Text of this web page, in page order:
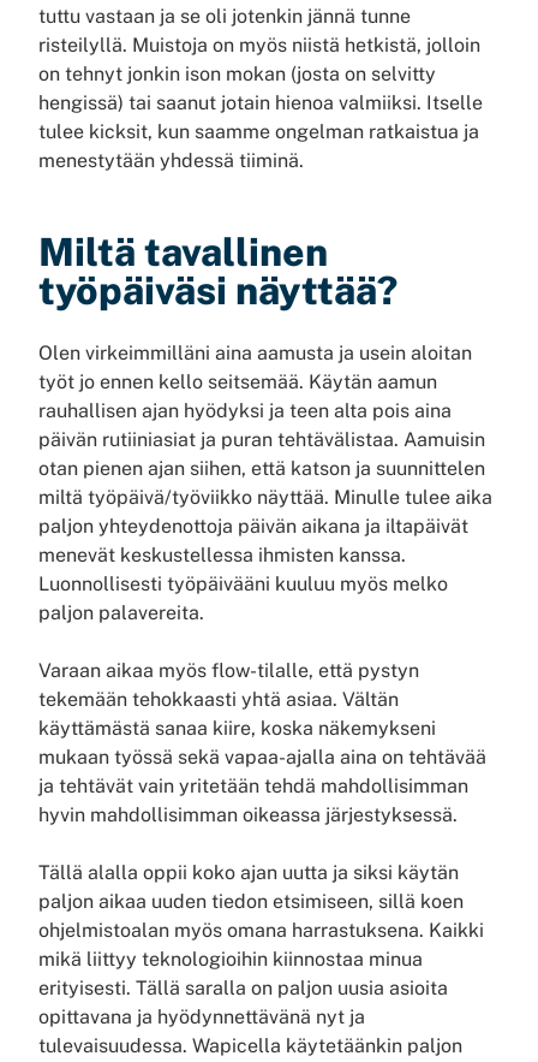
tuttu vastaan ja se oli jotenkin jännä tunne
risteilyllä. Muistoja on myös niistä hetkistä, jolloin
on tehnyt jonkin ison mokan (josta on selvitty
hengissä) tai saanut jotain hienoa valmiiksi. Itselle
tulee kicksit, kun saamme ongelman ratkaistua ja
menestytään yhdessä tiiminä.
Miltä tavallinen
työpäiväsi näyttää?
Olen virkeimmilläni aina aamusta ja usein aloitan
työt jo ennen kello seitsemää. Käytän aamun
rauhallisen ajan hyödyksi ja teen alta pois aina
päivän rutiiniasiat ja puran tehtävälistaa. Aamuisin
otan pienen ajan siihen, että katson ja suunnittelen
miltä työpäivä/työviikko näyttää. Minulle tulee aika
paljon yhteydenottoja päivän aikana ja iltapäivät
menevät keskustellessa ihmisten kanssa.
Luonnollisesti työpäivääni kuuluu myös melko
paljon palavereita.
Varaan aikaa myös flow-tilalle, että pystyn
tekemään tehokkaasti yhtä asiaa. Vältän
käyttämästä sanaa kiire, koska näkemykseni
mukaan työssä sekä vapaa-ajalla aina on tehtävää
ja tehtävät vain yritetään tehdä mahdollisimman
hyvin mahdollisimman oikeassa järjestyksessä.
Tällä alalla oppii koko ajan uutta ja siksi käytän
paljon aikaa uuden tiedon etsimiseen, sillä koen
ohjelmistoalan myös omana harrastuksena. Kaikki
mikä liittyy teknologioihin kiinnostaa minua
erityisesti. Tällä saralla on paljon uusia asioita
opittavana ja hyödynnettävänä nyt ja
tulevaisuudessa. Wapicella käytetäänkin paljon